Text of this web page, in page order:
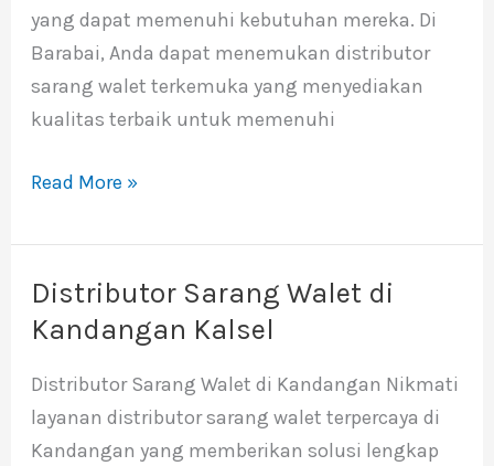
yang dapat memenuhi kebutuhan mereka. Di
Barabai, Anda dapat menemukan distributor
sarang walet terkemuka yang menyediakan
kualitas terbaik untuk memenuhi
Read More »
Distributor Sarang Walet di
Kandangan Kalsel
Distributor Sarang Walet di Kandangan Nikmati
layanan distributor sarang walet terpercaya di
Kandangan yang memberikan solusi lengkap
Distributor
Sarang
di
Kandangan
Kalsel